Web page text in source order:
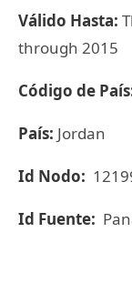
Válido Hasta:
through 2015
Código de
País: Jordan
Id Nodo:
Id Fuente: